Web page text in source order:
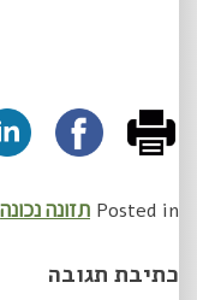
Posted in תזונה נכונה,
כתיבת תגובה